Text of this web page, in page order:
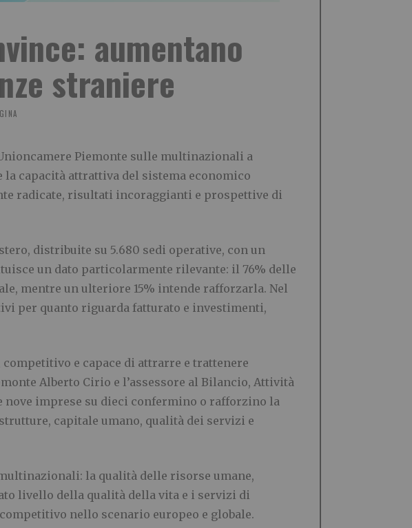
aumentano
straniere
Piemonte sulle multinazionali a
capacità attrattiva del sistema economico
radicate, risultati incoraggianti e prospettive di
distribuite su 5.680 sedi operative, con un
un dato particolarmente rilevante: il 76% delle
mentre un ulteriore 15% intende rafforzarla. Nel
per quanto riguarda fatturato e investimenti,
e capace di attrarre e trattenere
Alberto Cirio e l’assessore al Bilancio, Attività
imprese su dieci confermino o rafforzino la
capitale umano, qualità dei servizi e
la qualità delle risorse umane,
livello della qualità della vita e i servizi di
nello scenario europeo e globale.